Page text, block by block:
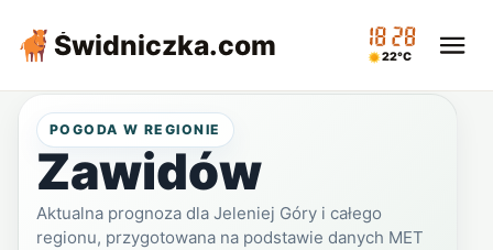
Świdniczka.com 18:28
22°C
POGODA W REGIONIE
Zawidów
Aktualna prognoza dla Jeleniej Góry i całego
regionu, przygotowana na podstawie danych MET